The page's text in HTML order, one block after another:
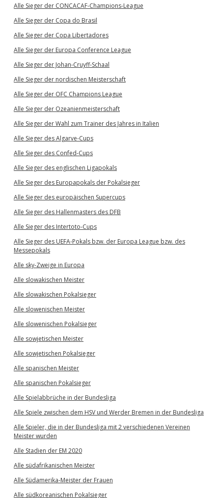
Alle Sieger der CONCACAF-Champions-League
Alle Sieger der Copa do Brasil
Alle Sieger der Copa Libertadores
Alle Sieger der Europa Conference League
Alle Sieger der Johan-Cruyff-Schaal
Alle Sieger der nordischen Meisterschaft
Alle Sieger der OFC Champions League
Alle Sieger der Ozeanienmeisterschaft
Alle Sieger der Wahl zum Trainer des Jahres in Italien
Alle Sieger des Algarve-Cups
Alle Sieger des Confed-Cups
Alle Sieger des englischen Ligapokals
Alle Sieger des Europapokals der Pokalsieger
Alle Sieger des europäischen Supercups
Alle Sieger des Hallenmasters des DFB
Alle Sieger des Intertoto-Cups
Alle Sieger des UEFA-Pokals bzw. der Europa League bzw. des
Messepokals
Alle sky-Zweige in Europa
Alle slowakischen Meister
Alle slowakischen Pokalsieger
Alle slowenischen Meister
Alle slowenischen Pokalsieger
Alle sowjetischen Meister
Alle sowjetischen Pokalsieger
Alle spanischen Meister
Alle spanischen Pokalsieger
Alle Spielabbrüche in der Bundesliga
Alle Spiele zwischen dem HSV und Werder Bremen in der Bundesliga
Alle Spieler, die in der Bundesliga mit 2 verschiedenen Vereinen
Meister wurden
Alle Stadien der EM 2020
Alle südafrikanischen Meister
Alle Südamerika-Meister der Frauen
Alle südkoreanischen Pokalsieger